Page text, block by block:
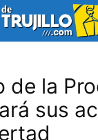
de la
sus